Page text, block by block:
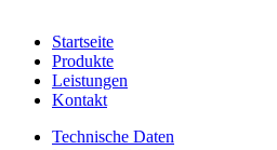
Startseite
Produkte
Leistungen
Kontakt
Technische Daten